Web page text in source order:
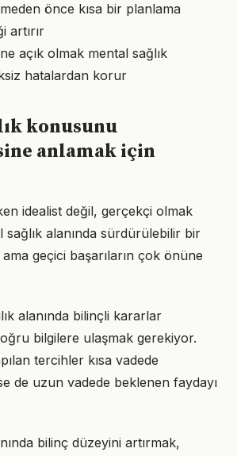
önce kısa bir planlama
artırır
açık olmak mental sağlık
hatalardan korur
konusunu
anlamak için
idealist değil, gerçekçi olmak
sağlık alanında sürdürülebilir bir
ama geçici başarıların çok önüne
alanında bilinçli kararlar
bilgilere ulaşmak gerekiyor.
tercihler kısa vadede
de uzun vadede beklenen faydayı
bilinç düzeyini artırmak,